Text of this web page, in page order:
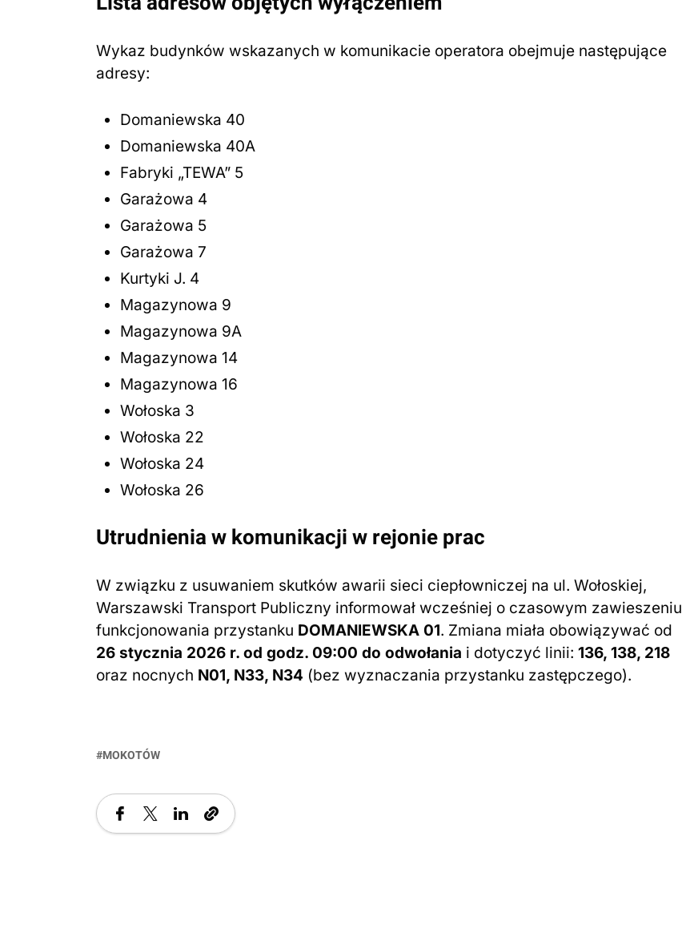
Wykaz budynków wskazanych w komunikacie operatora obejmuje następujące
adresy:
Domaniewska 40
Domaniewska 40A
Fabryki „TEWA” 5
Garażowa 4
Garażowa 5
Garażowa 7
Kurtyki J. 4
Magazynowa 9
Magazynowa 9A
Magazynowa 14
Magazynowa 16
Wołoska 3
Wołoska 22
Wołoska 24
Wołoska 26
Utrudnienia w komunikacji w rejonie prac
W związku z usuwaniem skutków awarii sieci ciepłowniczej na ul. Wołoskiej,
Warszawski Transport Publiczny informował wcześniej o czasowym zawieszeniu
funkcjonowania przystanku DOMANIEWSKA 01. Zmiana miała obowiązywać od
26 stycznia 2026 r. od godz. 09:00 do odwołania i dotyczyć linii: 136, 138, 218
oraz nocnych N01, N33, N34 (bez wyznaczania przystanku zastępczego).
MOKOTÓW